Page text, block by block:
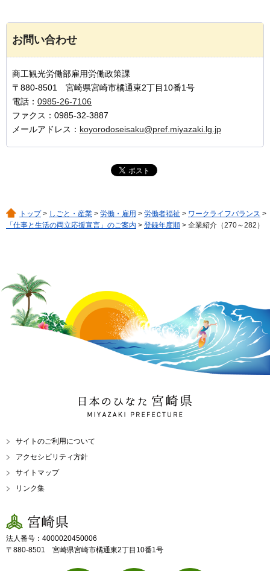
お問い合わせ
商工観光労働部雇用労働政策課
〒880-8501 宮崎県宮崎市橘通東2丁目10番1号
電話： 0985-26-7106
ファクス：0985-32-3887
メールアドレス： koyorodoseisaku@pref.miyazaki.lg.jp
トップ> しごと・産業 > 労働・雇用 > 労働者福祉 > ワークライフバランス >
「仕事と生活の両立応援宣言」のご案内 > 登録年度順 > 企業紹介（270～282）
日本のひなた 宮崎県
MIYAZAKI PREFECTURE
サイトのご利用について
アクセシビリティ方針
サイトマップ
リンク集
宮崎県
法人番号：4000020450006
〒880-8501 宮崎県宮崎市橘通東2丁目10番1号